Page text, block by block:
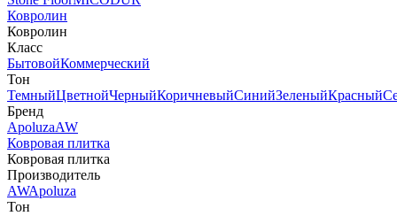
Ковролин
Ковролин
Класс
БытовойКоммерческий
Тон
ТемныйЦветнойЧерныйКоричневыйСинийЗеленыйКрасный
Бренд
ApoluzaAW
Ковровая плитка
Ковровая плитка
Производитель
AWApoluza
Тон